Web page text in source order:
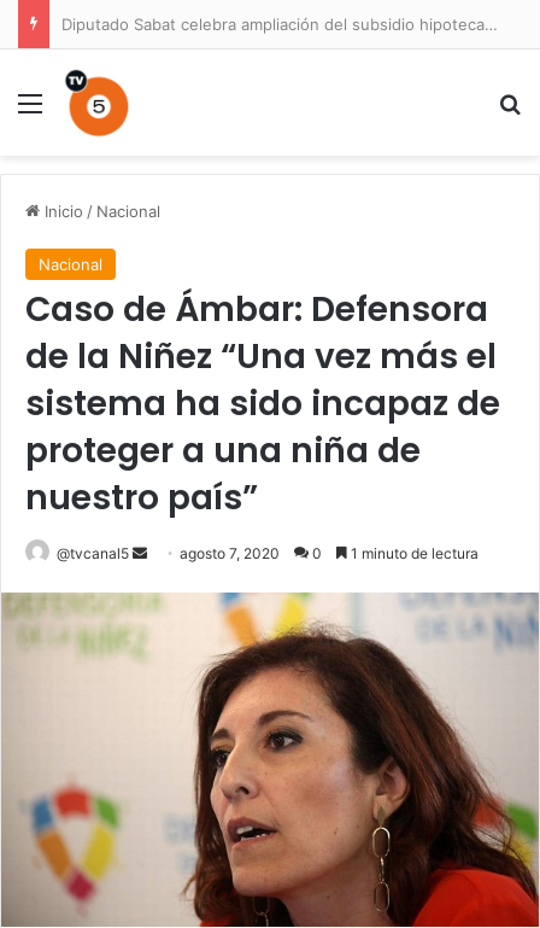
Diputado Sabat celebra ampliación del subsidio hipotecario con viviendas de hasta 6.000 UF
Menú
Inicio / Nacional
Nacional
Caso de Ámbar: Defensora
de la Niñez “Una vez más el
sistema ha sido incapaz de
proteger a una niña de
nuestro país”
@tvcanal5
Send
email
agosto 7, 2020 0 1 minuto de lectura